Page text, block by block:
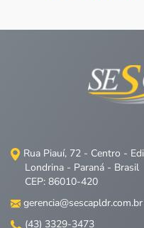
Rua Piauí, 72 - Centro -
Londrina - Paraná - Brasil
CEP: 86010-420
gerencia@sescapldr.com.br
(43) 3329-3473